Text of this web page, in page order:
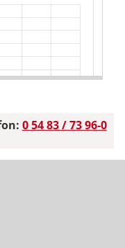
0 54 83 / 73 96-0